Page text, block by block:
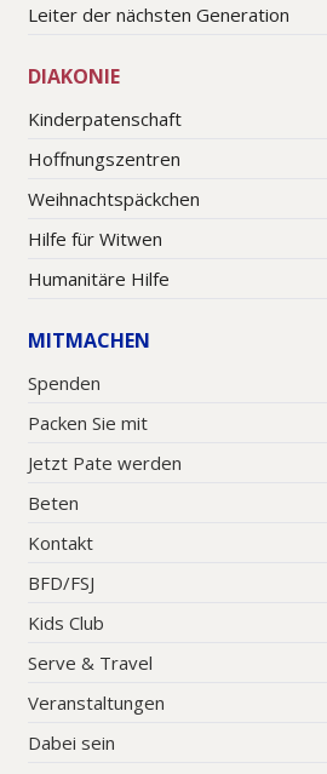
Leiter der nächsten Generation
DIAKONIE
Kinderpatenschaft
Hoffnungszentren
Weihnachtspäckchen
Hilfe für Witwen
Humanitäre Hilfe
MITMACHEN
Spenden
Packen Sie mit
Jetzt Pate werden
Beten
Kontakt
BFD/FSJ
Kids Club
Serve & Travel
Veranstaltungen
Dabei sein